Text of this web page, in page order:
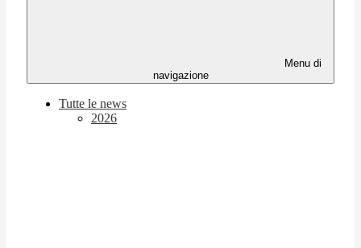
Menu di
navigazione
Tutte le news
2026